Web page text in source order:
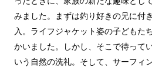
みました。まずは釣り好きの兄に付
入。ライフジャケット姿の子どもた
かいました。しかし、そこで待って
いう自然の洗礼。そして、サーフィ